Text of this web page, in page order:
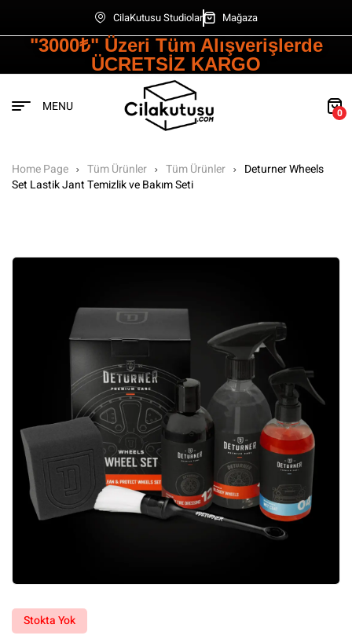
CilaKutusu Studiolar Mağaza
"3000₺" Üzeri Tüm Alışverişlerde
ÜCRETSİZ KARGO
MENU 0
Home Page Tüm Ürünler Tüm Ürünler
Deturner Wheels
Set Lastik Jant Temizlik ve Bakım Seti
Stokta Yok